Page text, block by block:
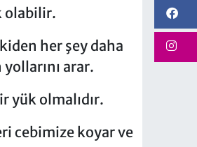
olabilir.
her şey daha
arar.
yük olmalıdır.
cebimize koyar ve